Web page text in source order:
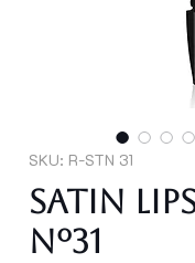
SKU: R-STN 31
SATIN
Nº31